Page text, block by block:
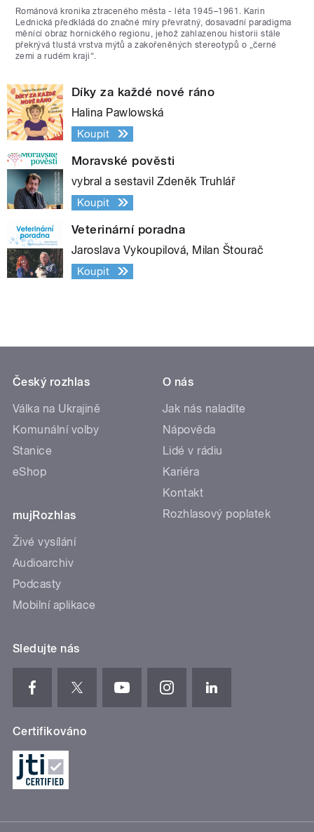
Románová kronika ztraceného města - léta 1945–1961. Karin
Lednická předkládá do značné míry převratný, dosavadní paradigma
měnící obraz hornického regionu, jehož zahlazenou historii stále
překrývá tlustá vrstva mýtů a zakořeněných stereotypů o „černé
zemi a rudém kraji“.
Díky za každé nové ráno
Halina Pawlowská
Koupit
Moravské pověsti
vybral a sestavil Zdeněk Truhlář
Koupit
Veterinární poradna
Jaroslava Vykoupilová, Milan Štourač
Koupit
Český rozhlas
Válka na Ukrajině
Komunální volby
Stanice
eShop
mujRozhlas
Živé vysílání
Audioarchiv
Podcasty
Mobilní aplikace
O nás
Jak nás naladíte
Nápověda
Lidé v rádiu
Kariéra
Kontakt
Rozhlasový poplatek
Sledujte nás
Certifikováno